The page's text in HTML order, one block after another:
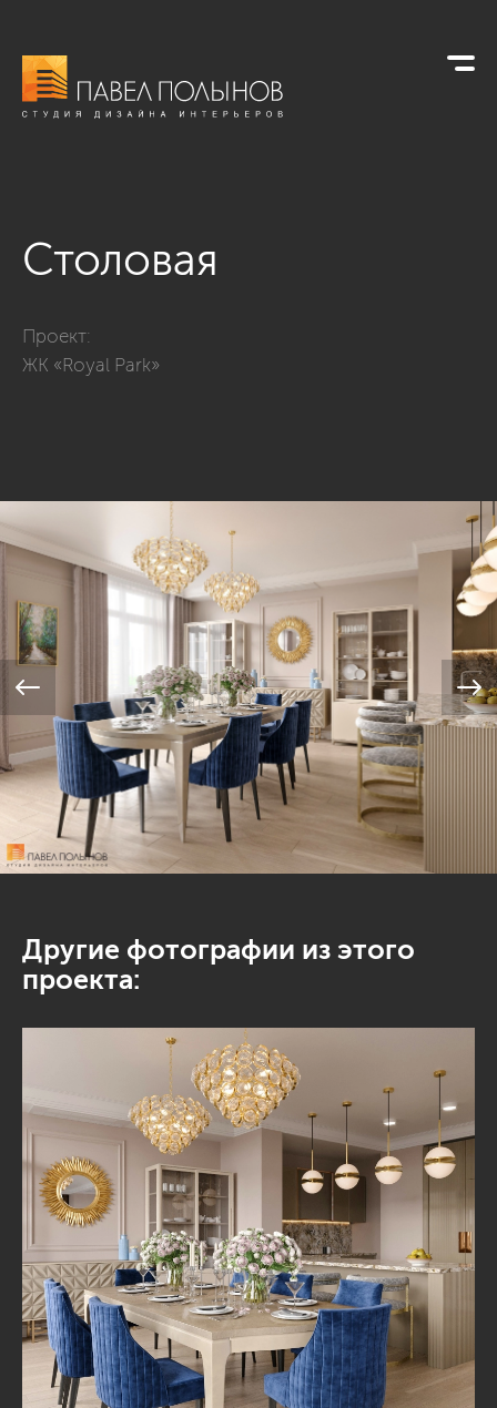
Столовая
Проект:
ЖК «Royal Park»
Другие фотографии из этого
проекта: